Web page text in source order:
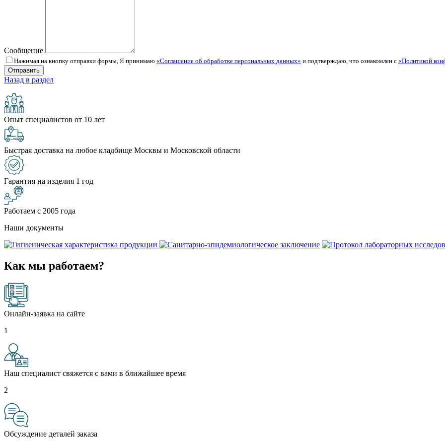
Сообщение
Нажимая на кнопку отправки формы, Я принимаю «Соглашение об обработке персональных данных» и подтверждаю, что ознакомлен с «Политикой
Назад в раздел
Опыт специалистов от 10 лет
Быстрая доставка на любое кладбище Москвы и Московской области
Гарантия на изделия 1 год
Работаем с 2005 года
Наши документы
Как мы работаем?
Онлайн-заявка на сайте
1
Наш специалист свяжется с вами в ближайшее время
2
Обсуждение деталей заказа